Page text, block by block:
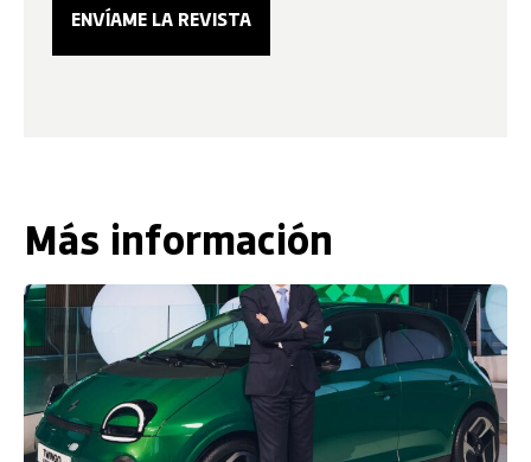
Más información